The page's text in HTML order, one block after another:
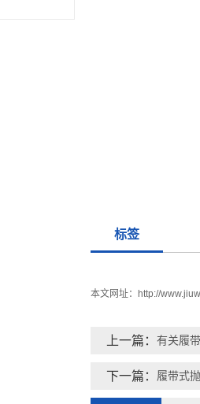
标签
本文网址： http://
上一篇： 有关履
下一篇： 履带式